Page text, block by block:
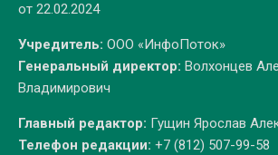
от 22.02.2024
Учредитель: ООО «ИнфоПоток»
Генеральный директор: Волхонцев
Владимирович
Главный редактор: Гущин Ярослав
Телефон редакции: +7 (812) 507-99-58